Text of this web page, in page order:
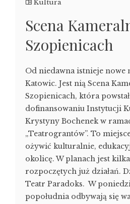
Kultura
Scena
Szopienicach
Od niedawna istnieje nowe
Katowic. Jest nią Scena
Szopienicach, która
dofinansowaniu Instytucji
Krystyny Bochenek w
„Teatrograntów”. To
ożywić kulturalnie,
okolicę. W planach jest
rozpoczętych już działań.
Teatr Paradoks. W
popołudnia odbywają się